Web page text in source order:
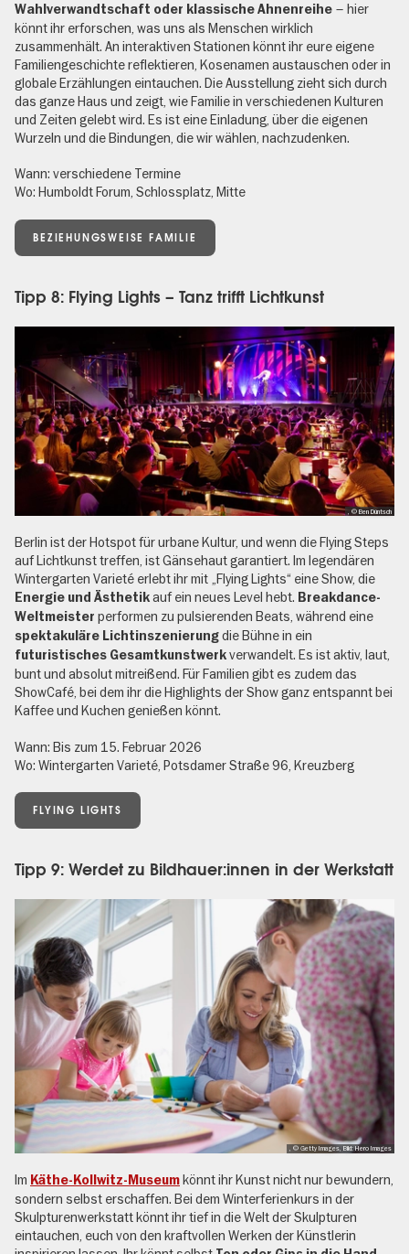
Wahlverwandtschaft oder klassische Ahnenreihe – hier
könnt ihr erforschen, was uns als Menschen wirklich
zusammenhält. An interaktiven Stationen könnt ihr eure eigene
Familiengeschichte reflektieren, Kosenamen austauschen oder in
globale Erzählungen eintauchen. Die Ausstellung zieht sich durch
das ganze Haus und zeigt, wie Familie in verschiedenen Kulturen
und Zeiten gelebt wird. Es ist eine Einladung, über die eigenen
Wurzeln und die Bindungen, die wir wählen, nachzudenken.
Wann: verschiedene Termine
Wo: Humboldt Forum, Schlossplatz, Mitte
BEZIEHUNGSWEISE FAMILIE
Tipp 8: Flying Lights – Tanz trifft Lichtkunst
, © Ben Düntsch
Berlin ist der Hotspot für urbane Kultur, und wenn die Flying Steps
auf Lichtkunst treffen, ist Gänsehaut garantiert. Im legendären
Wintergarten Varieté erlebt ihr mit „Flying Lights“ eine Show, die
Energie und Ästhetikauf ein neues Level hebt. Breakdance-
Weltmeister performen zu pulsierenden Beats, während eine
spektakuläre Lichtinszenierungdie Bühne in ein
futuristisches Gesamtkunstwerkverwandelt. Es ist aktiv, laut,
bunt und absolut mitreißend. Für Familien gibt es zudem das
ShowCafé, bei dem ihr die Highlights der Show ganz entspannt bei
Kaffee und Kuchen genießen könnt.
Wann: Bis zum 15. Februar 2026
Wo: Wintergarten Varieté, Potsdamer Straße 96, Kreuzberg
FLYING LIGHTS
Tipp 9: Werdet zu Bildhauer:innen in der Werkstatt
, © Getty Images, Bild: Hero Images
Im Käthe-Kollwitz-Museumkönnt ihr Kunst nicht nur bewundern,
sondern selbst erschaffen. Bei dem Winterferienkurs in der
Skulpturenwerkstatt könnt ihr tief in die Welt der Skulpturen
eintauchen, euch von den kraftvollen Werken der Künstlerin